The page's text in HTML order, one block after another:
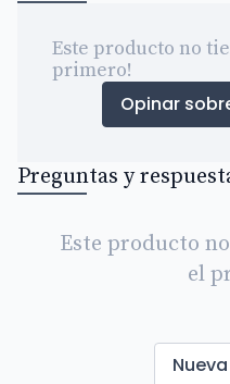
Este producto no
primero!
Opinar
Preguntas y
Este producto
el